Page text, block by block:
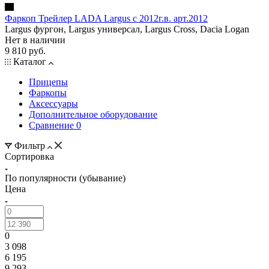
Фаркоп Трейлер LADA Largus с 2012г.в. арт.2012
Largus фургон, Largus универсал, Largus Cross, Dacia Logan
Нет в наличии
9 810 руб.
Каталог
Прицепы
Фаркопы
Аксессуары
Дополнительное оборудование
Сравнение 0
Фильтр
Сортировка
По популярности (убывание)
Цена
0
3 098
6 195